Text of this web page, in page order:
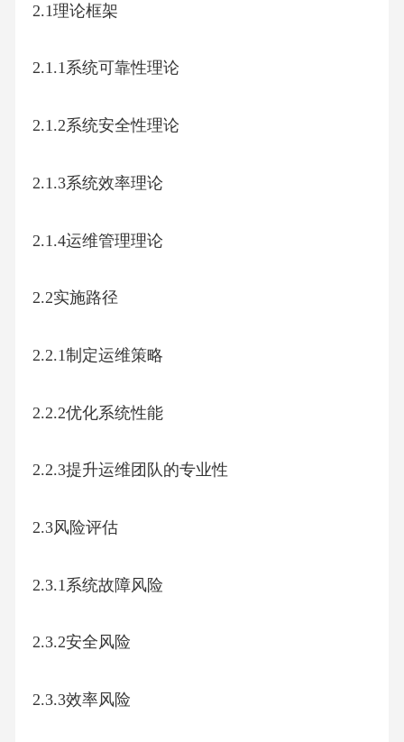
2.1理论框架
2.1.1系统可靠性理论
2.1.2系统安全性理论
2.1.3系统效率理论
2.1.4运维管理理论
2.2实施路径
2.2.1制定运维策略
2.2.2优化系统性能
2.2.3提升运维团队的专业性
2.3风险评估
2.3.1系统故障风险
2.3.2安全风险
2.3.3效率风险